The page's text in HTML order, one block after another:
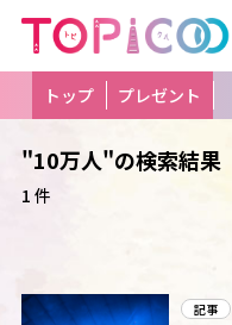
トップ プレゼント
"10万人"の検索結果
1 件
記事